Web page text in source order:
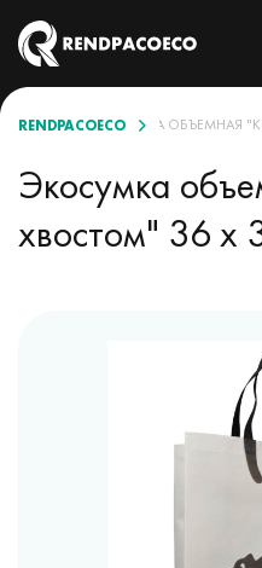
RENDPACOECOЭКОСУМКА ОБЪЕМНАЯ
Экосумка
хвостом" 36 х